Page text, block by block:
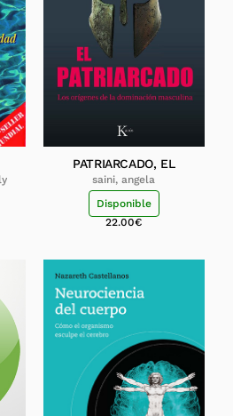
PATRIARCADO, EL
saini, angela
Disponible
22.00€